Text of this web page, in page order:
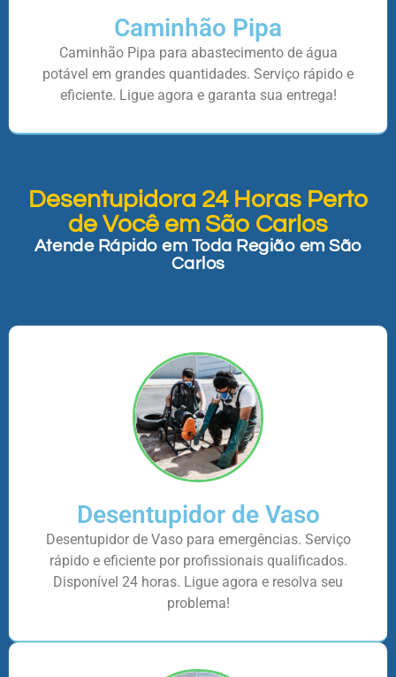
Caminhão Pipa
Caminhão Pipa para abastecimento de água
potável em grandes quantidades. Serviço rápido e
eficiente. Ligue agora e garanta sua entrega!
Desentupidora 24 Horas Perto
de Você em São Carlos
Atende Rápido em Toda Região em São
Carlos
Desentupidor de Vaso
Desentupidor de Vaso para emergências. Serviço
rápido e eficiente por profissionais qualificados.
Disponível 24 horas. Ligue agora e resolva seu
problema!